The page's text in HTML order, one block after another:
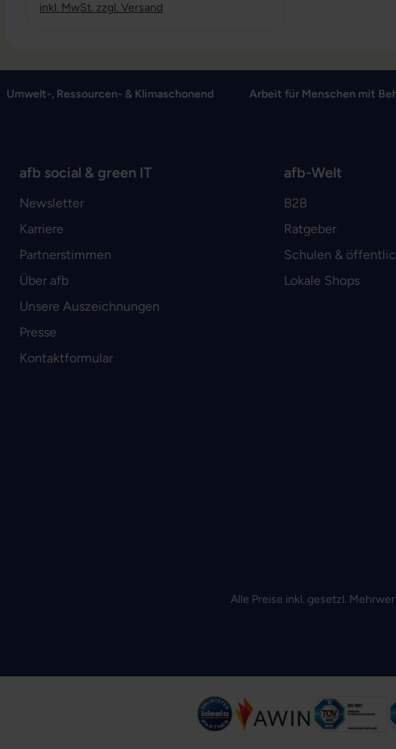
inkl. MwSt. zzgl. Versand
Umwelt-, Ressourcen- & Klimaschonend Arbeit für Menschen mit
afb social & green IT
Newsletter
Karriere
Partnerstimmen
Über afb
Unsere Auszeichnungen
Presse
Kontaktformular
afb-Welt
B2B
Ratgeber
Schulen &
Lokale Shops
Alle Preise inkl. gesetzl.